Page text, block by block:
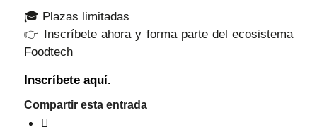
🎓 Plazas limitadas
👉 Inscríbete ahora y forma parte del ecosistema
Foodtech
Inscríbete aquí.
Compartir esta entrada